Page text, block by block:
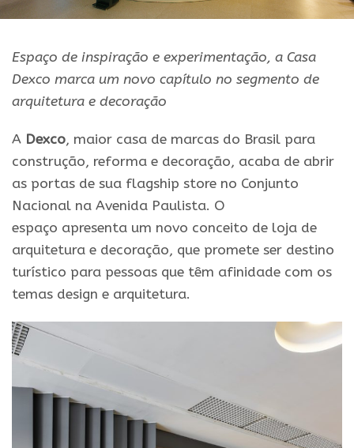
Espaço de inspiração e experimentação, a Casa
Dexco marca um novo capítulo no segmento de
arquitetura e decoração
A Dexco, maior casa de marcas do Brasil para
construção, reforma e decoração, acaba de abrir
as portas de sua flagship store no Conjunto
Nacional na Avenida Paulista. O
espaço apresenta um novo conceito de loja de
arquitetura e decoração, que promete ser destino
turístico para pessoas que têm afinidade com os
temas design e arquitetura.